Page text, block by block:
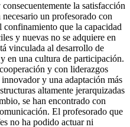
la satisfacción
un profesorado con
que la capacidad
y nuevas no se adquiere en
vinculada al desarrollo de
y en una cultura de participación.
y con liderazgos
y una adaptación más
altamente jerarquizadas
se han encontrado con
El profesorado que
no ha podido actuar ni